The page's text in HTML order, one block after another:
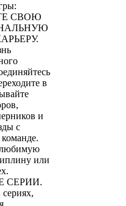
СВОЮ
в
и
с
любимую
или
СЕРИИ.